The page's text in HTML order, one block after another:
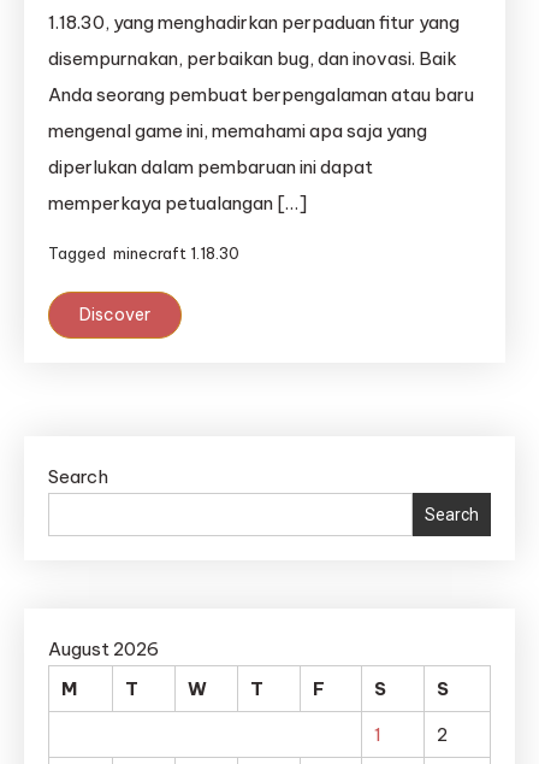
1.18.30, yang menghadirkan perpaduan fitur yang
disempurnakan, perbaikan bug, dan inovasi. Baik
Anda seorang pembuat berpengalaman atau baru
mengenal game ini, memahami apa saja yang
diperlukan dalam pembaruan ini dapat
memperkaya petualangan […]
Tagged minecraft 1.18.30
Discover
Search
Search
August 2026
M
T W T F S
S
1
2